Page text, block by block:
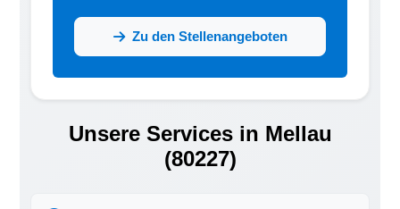
Zu den Stellenangeboten
Unsere Services in Mellau
(80227)